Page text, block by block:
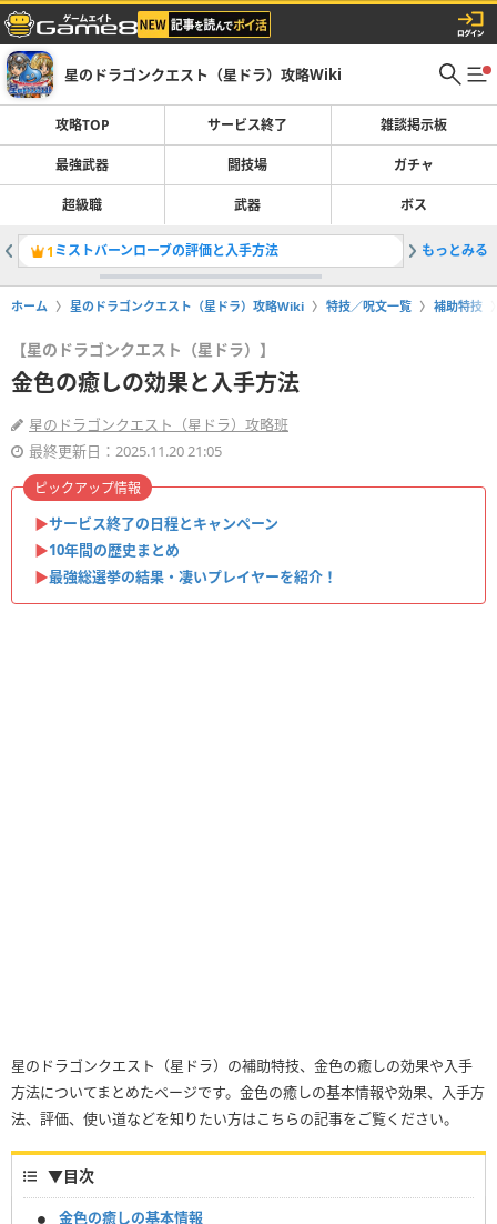
星のドラゴンクエスト（星ドラ）攻略Wiki
攻略TOP サービス終了 雑談掲示板
最強武器 闘技場 ガチャ
超級職 武器 ボス
1 ミストバーンローブの評価と入手方法 2スライ
もっとみる
ホーム 星のドラゴンクエスト（星ドラ）攻略Wiki 特技／呪文一覧 補助特技
【星のドラゴンクエスト（星ドラ）】
金色の癒しの効果と入手方法
星のドラゴンクエスト（星ドラ）攻略班
最終更新日：2025.11.20 21:05
▶︎サービス終了の日程とキャンペーン
▶︎10年間の歴史まとめ
▶︎最強総選挙の結果・凄いプレイヤーを紹介！
ピックアップ情報
星のドラゴンクエスト（星ドラ）の補助特技、金色の癒しの効果や入手
方法についてまとめたページです。金色の癒しの基本情報や効果、入手方
法、評価、使い道などを知りたい方はこちらの記事をご覧ください。
▼目次
金色の癒しの基本情報